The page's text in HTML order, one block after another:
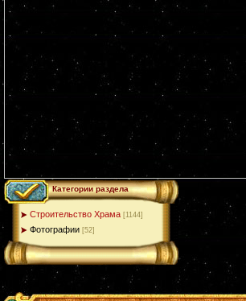
Категории раздела
Строительство Храма [1144]
Фотографии [52]